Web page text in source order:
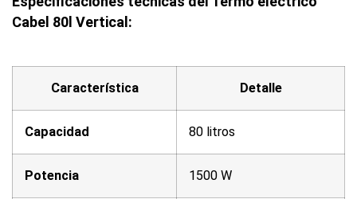
Cabel 80l Vertical:
Característica Detalle
Capacidad 80 litros
Potencia 1500 W